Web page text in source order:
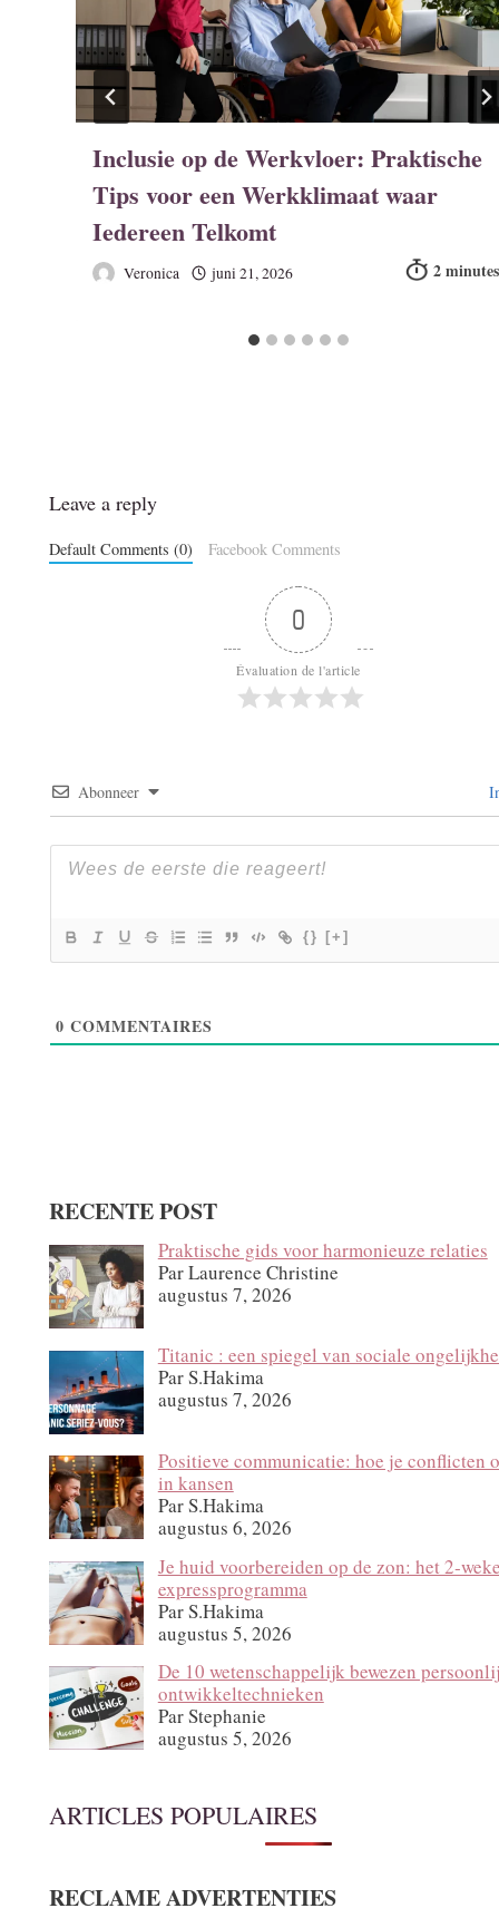
Inclusie op de Werkvloer: Praktische
Tips voor een Werkklimaat waar
Iedereen Telkomt
Veronica juni 21, 2026
Leave a reply
Default Comments (0) Facebook Comments
0
Évaluation de l'article
Abonneer
{} [+]
0 COMMENTAIRES
RECENTE POST
Praktische gids voor harmonieuze relaties
Par Laurence Christine
augustus 7, 2026
Titanic : een spiegel van sociale
Par S.Hakima
augustus 7, 2026
Positieve communicatie: hoe je conflicten
in kansen
Par S.Hakima
augustus 6, 2026
Je huid voorbereiden op de zon: het
expressprogramma
Par S.Hakima
augustus 5, 2026
De 10 wetenschappelijk bewezen
ontwikkeltechnieken
Par Stephanie
augustus 5, 2026
ARTICLES POPULAIRES
RECLAME ADVERTENTIES